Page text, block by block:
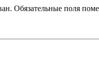
Обязательные поля